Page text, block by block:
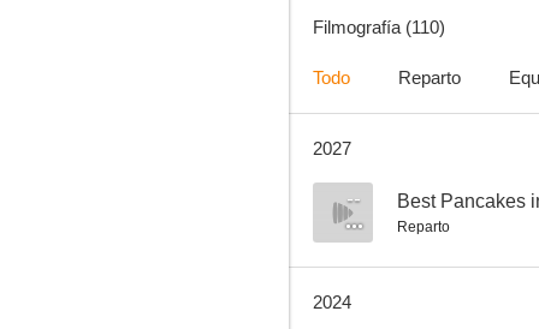
Filmografía (110)
Todo Reparto
2027
-- Best Pancakes
Reparto
2024